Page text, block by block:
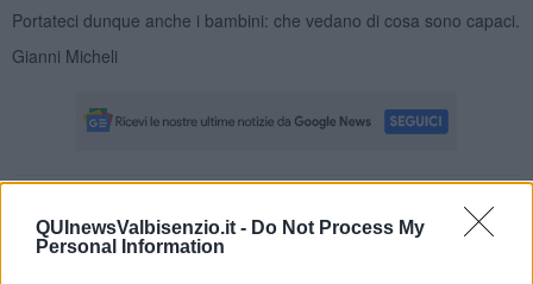
QUInewsValbisenzio.it - Do Not Process My
Personal Information
Portateci dunque anche i bambini: che vedano di cosa sono capaci.
Gianni Micheli
Se vuoi leggere le notizie principali della Toscana iscriviti alla
Newsletter QUInews - ToscanaMedia.Arriva gratis tutti i giorni
alle 20:00 direttamente nella tua casella di posta.